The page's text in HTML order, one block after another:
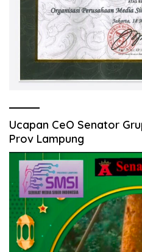
Ucapan CeO Senator
Prov Lampung